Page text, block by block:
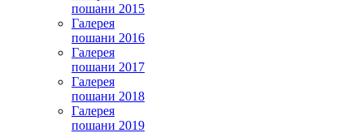
пошани 2015
Галерея
пошани 2016
Галерея
пошани 2017
Галерея
пошани 2018
Галерея
пошани 2019